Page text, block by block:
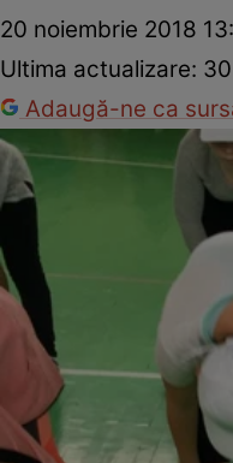
20 noiembrie 2018
Ultima actualizare:
Adaugă-ne ca